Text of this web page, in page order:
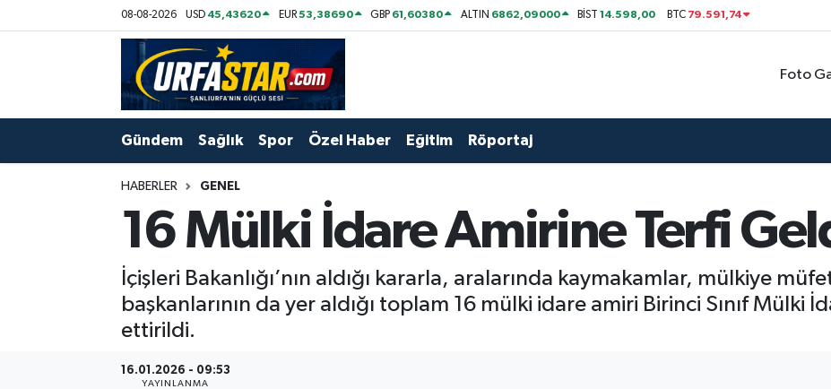
08-08-2026 USD 45,43620 EUR53,38690 GBP 61,60380 ALTIN 6862,09000 BİST14.598,00 BTC 79.591,74
Foto
Gündem Sağlık Spor Özel Haber Eğitim Röportaj
HABERLER GENEL
16 Mülki İdare Amirine Terfi
İçişleri Bakanlığı’nın aldığı kararla, aralarında kaymakamlar, mülkiye
başkanlarının da yer aldığı toplam 16 mülki idare amiri Birinci Sınıf Mülki
ettirildi.
16.01.2026 - 09:53
YAYINLANMA
Şanlıurfa Nöbetçi Eczaneler
Şanlıurfa Hava Durumu
Süper Lig Puan Durumu ve Fikstür
Tüm Manşetler
Son Dakika Haberleri